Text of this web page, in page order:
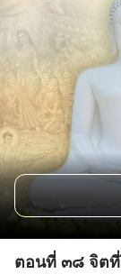
ตอนที่ ๓๘ จิต